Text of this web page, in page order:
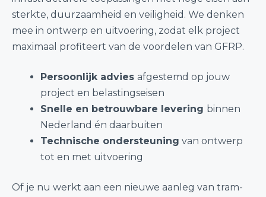
sterkte, duurzaamheid en veiligheid. We denken
mee in ontwerp en uitvoering, zodat elk project
maximaal profiteert van de voordelen van GFRP.
Persoonlijk advies afgestemd op jouw
project en belastingseisen
Snelle en betrouwbare levering binnen
Nederland én daarbuiten
Technische ondersteuning van ontwerp
tot en met uitvoering
Of je nu werkt aan een nieuwe aanleg van tram-